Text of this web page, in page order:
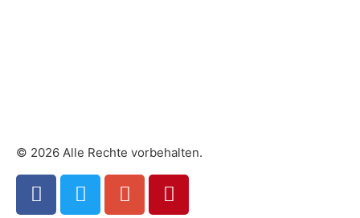
© 2026 Alle Rechte vorbehalten.